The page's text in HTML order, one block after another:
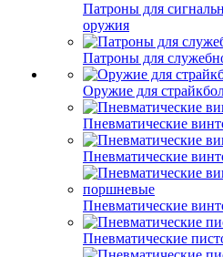
Патроны для
оружия
Патроны для
Оружие для
Пневматические
Пневматические
Пневматические
Пневматические